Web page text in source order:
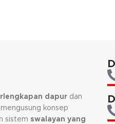
dapur dan
konsep
sistem swalayan yang